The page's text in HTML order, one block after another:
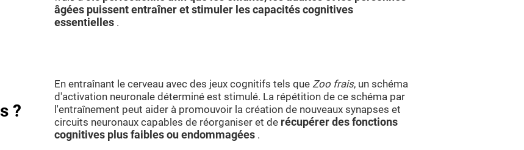
âgées puissent entraîner et stimuler les capacités cognitives
essentielles .
?
En entraînant le cerveau avec des jeux cognitifs tels que Zoo frais, un schéma
d'activation neuronale déterminé est stimulé. La répétition de ce schéma par
l'entraînement peut aider à promouvoir la création de nouveaux synapses et
circuits neuronaux capables de réorganiser et de récupérer des fonctions
cognitives plus faibles ou endommagées .